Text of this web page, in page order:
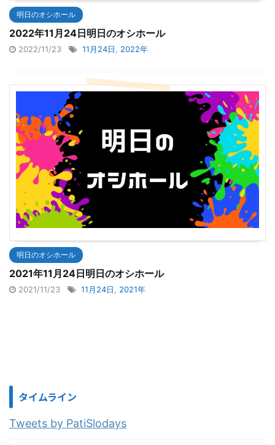
明日のオシホール
2022年11月24日明日のオシホール
2022/11/23 11月24日 2022年
明日のオシホール
2021年11月24日明日のオシホール
2021/11/23 11月24日 2021年
タイムライン
Tweets by PatiSlodays